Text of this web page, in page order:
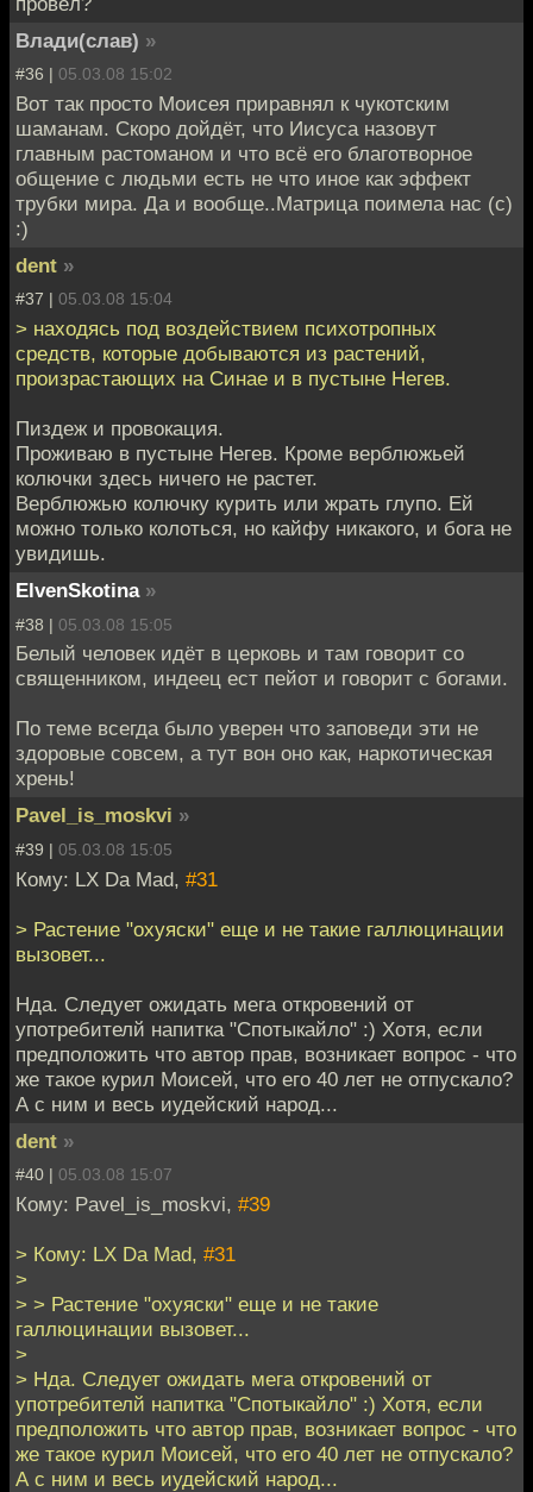
Влади(слав) »
#36 | 05.03.08 15:02
Вот так просто Моисея приравнял к чукотским
шаманам. Скоро дойдёт, что Иисуса назовут
главным растоманом и что всё его благотворное
общение с людьми есть не что иное как эффект
трубки мира. Да и вообще..Матрица поимела нас (с)
:)
dent »
#37 | 05.03.08 15:04
> находясь под воздействием психотропных
средств, которые добываются из растений,
произрастающих на Синае и в пустыне Негев.
Пиздеж и провокация.
Проживаю в пустыне Негев. Кроме верблюжьей
колючки здесь ничего не растет.
Верблюжью колючку курить или жрать глупо. Ей
можно только колоться, но кайфу никакого, и бога не
увидишь.
ElvenSkotina »
#38 | 05.03.08 15:05
Белый человек идёт в церковь и там говорит со
священником, индеец ест пейот и говорит с богами.
По теме всегда было уверен что заповеди эти не
здоровые совсем, а тут вон оно как, наркотическая
хрень!
Pavel_is_moskvi »
#39 | 05.03.08 15:05
Кому: LX Da Mad, #31
> Растение "охуяски" еще и не такие галлюцинации
вызовет...
Нда. Следует ожидать мега откровений от
употребителй напитка "Спотыкайло" :) Хотя, если
предположить что автор прав, возникает вопрос - что
же такое курил Моисей, что его 40 лет не отпускало?
А с ним и весь иудейский народ...
dent »
#40 | 05.03.08 15:07
Кому: Pavel_is_moskvi, #39
> Кому: LX Da Mad, #31
>
> > Растение "охуяски" еще и не такие
галлюцинации вызовет...
>
> Нда. Следует ожидать мега откровений от
употребителй напитка "Спотыкайло" :) Хотя, если
предположить что автор прав, возникает вопрос - что
же такое курил Моисей, что его 40 лет не отпускало?
А с ним и весь иудейский народ...